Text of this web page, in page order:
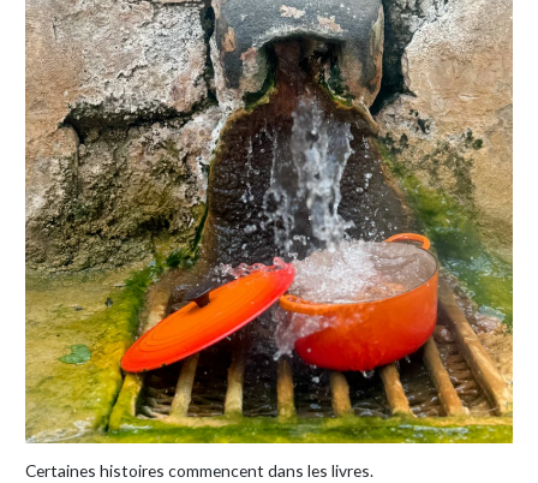
Certaines histoires commencent dans les livres.